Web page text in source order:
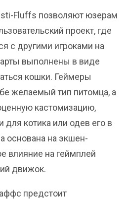
Fluffs позволяют юзерам
проект, где
с другими игроками на
выполнены в виде
кошки. Геймеры
желаемый тип питомца, а
кастомизацию,
котика или одев его в
основана на экшен-
влияние на геймплей
движок.
предстоит